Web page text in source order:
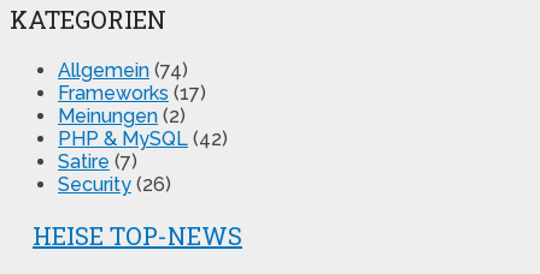
KATEGORIEN
Allgemein (74)
Frameworks (17)
Meinungen (2)
PHP & MySQL (42)
Satire (7)
Security (26)
HEISE TOP-NEWS